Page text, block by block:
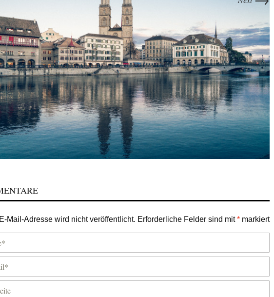
Mail-Adresse wird nicht veröffentlicht. Erforderliche Felder sind mit* markiert